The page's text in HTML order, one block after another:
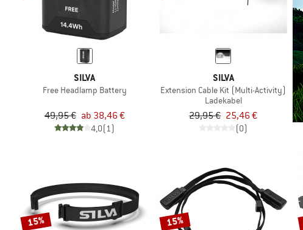
SILVA
Free Headlamp Battery
49,95 € ab 38,46 €
4,0(1)
SILVA
Extension Cable Kit (Multi-Activity)
Ladekabel
29,95 € 25,46 €
(0)
15% 15%